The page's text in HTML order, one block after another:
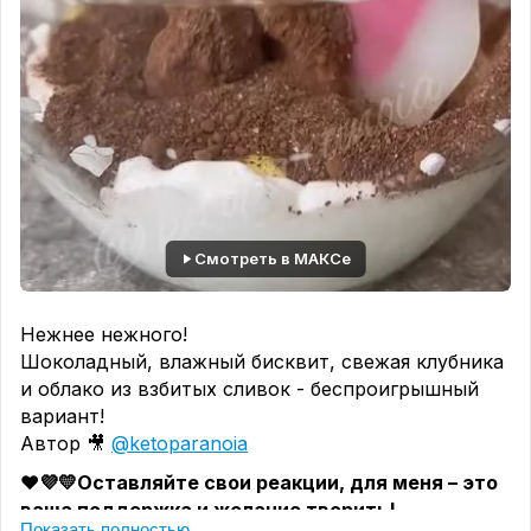
Смотреть в МАКСе
Нежнее нежного!
Шоколадный, влажный бисквит, свежая клубника
и облако из взбитых сливок - беспроигрышный
вариант!
Автор 🎥 @ketoparanoia
❤️💜💛Оставляйте свои реакции, для меня – это
ваша поддержка и желание творить!